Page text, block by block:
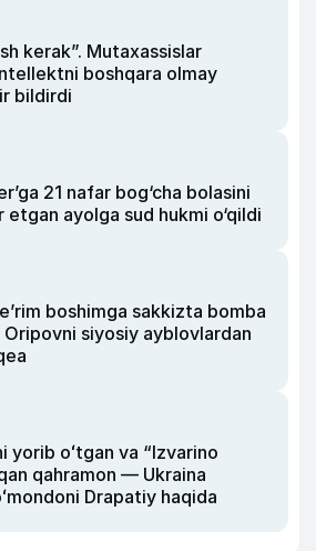
kerak”. Mutaxassislar
boshqara olmay
bildirdi
21 nafar bog‘cha bolasini
etgan ayolga sud hukmi o‘qildi
boshimga sakkizta bomba
Oripovni siyosiy ayblovlardan
yorib oʻtgan va “Izvarino
qahramon — Ukraina
Drapatiy haqida